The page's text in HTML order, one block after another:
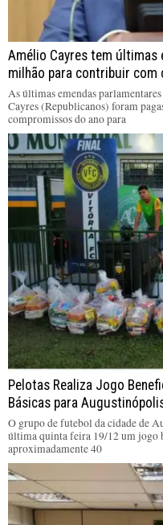
Amélio Cayres tem últimas
milhão para contribuir com
As últimas emendas
Cayres (Republicanos) foram
compromissos do ano para
Pelotas Realiza Jogo
Básicas para
O grupo de futebol da cidade de
última quinta feira 19/12 um jogo
aproximadamente 40